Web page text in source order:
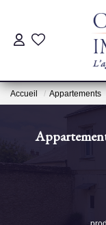
Accueil Appartements